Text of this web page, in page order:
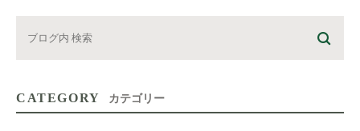
CATEGORY カテゴリー